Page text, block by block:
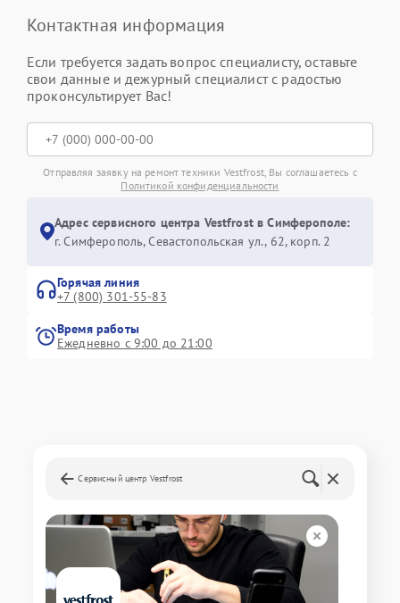
Контактная информация
Если требуется задать вопрос специалисту, оставьте
свои данные и дежурный специалист с радостью
проконсультирует Вас!
Отправляя заявку на ремонт техники Vestfrost, Вы соглашаетесь с
Политикой конфиденциальности
Адрес сервисного центра Vestfrost в Симферополе:
г. Симферополь, Севастопольская ул., 62, корп. 2
Горячая линия
+7 (800) 301-55-83
Время работы
Ежедневно с 9:00 до 21:00
Сервисный центр Vestfrost